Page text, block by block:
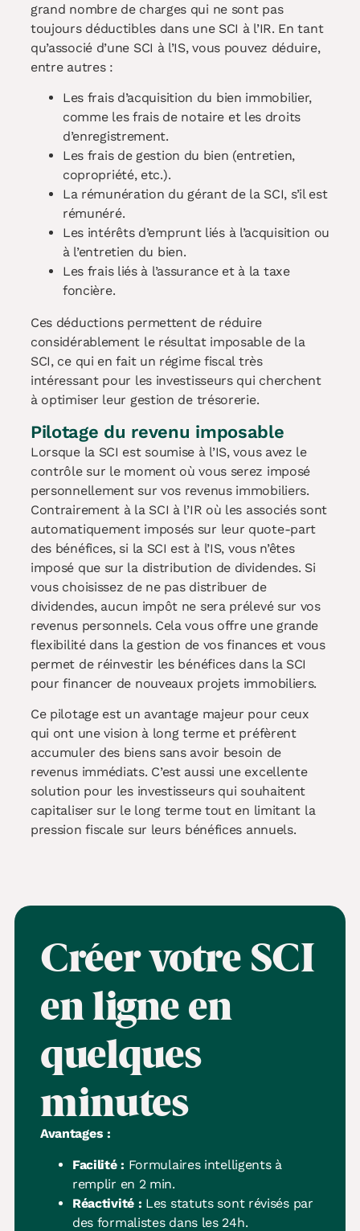
grand nombre de charges qui ne sont pas
toujours déductibles dans une SCI à l’IR. En tant
qu’associé d’une SCI à l’IS, vous pouvez déduire,
entre autres :
Les frais d’acquisition du bien immobilier,
comme les frais de notaire et les droits
d’enregistrement.
Les frais de gestion du bien (entretien,
copropriété, etc.).
La rémunération du gérant de la SCI, s’il est
rémunéré.
Les intérêts d’emprunt liés à l’acquisition ou
à l’entretien du bien.
Les frais liés à l’assurance et à la taxe
foncière.
Ces déductions permettent de réduire
considérablement le résultat imposable de la
SCI, ce qui en fait un régime fiscal très
intéressant pour les investisseurs qui cherchent
à optimiser leur gestion de trésorerie.
Pilotage du revenu imposable
Lorsque la SCI est soumise à l’IS, vous avez le
contrôle sur le moment où vous serez imposé
personnellement sur vos revenus immobiliers.
Contrairement à la SCI à l’IR où les associés sont
automatiquement imposés sur leur quote-part
des bénéfices, si la SCI est à l’IS, vous n’êtes
imposé que sur la distribution de dividendes. Si
vous choisissez de ne pas distribuer de
dividendes, aucun impôt ne sera prélevé sur vos
revenus personnels. Cela vous offre une grande
flexibilité dans la gestion de vos finances et vous
permet de réinvestir les bénéfices dans la SCI
pour financer de nouveaux projets immobiliers.
Ce pilotage est un avantage majeur pour ceux
qui ont une vision à long terme et préfèrent
accumuler des biens sans avoir besoin de
revenus immédiats. C’est aussi une excellente
solution pour les investisseurs qui souhaitent
capitaliser sur le long terme tout en limitant la
pression fiscale sur leurs bénéfices annuels.
Créer votre SCI
en ligne en
quelques
minutes
Avantages :
Facilité : Formulaires intelligents à
remplir en 2 min.
Réactivité : Les statuts sont révisés par
des formalistes dans les 24h.